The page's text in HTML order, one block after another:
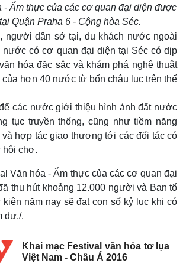
E-Magazine
Infographic
- Ẩm thực của các cơ quan đại diện được
Quận Praha 6 - Cộng hòa Séc.
người dân sở tại, du khách nước ngoài
nước có cơ quan đại diện tại Séc có dịp
hóa đặc sắc và khám phá nghệ thuật
hơn 40 nước từ bốn châu lục trên thế
các nước giới thiệu hình ảnh đất nước
tục truyền thống, cũng như tiềm năng
và hợp tác giao thương tới các đối tác có
hội chợ.
Văn hóa - Ẩm thực của các cơ quan đại
thu hút khoảng 12.000 người và Ban tổ
năm nay sẽ đạt con số kỷ lục khi có
dự./.
Khai mạc Festival văn hóa tơ lụa
Việt Nam - Châu Á 2016